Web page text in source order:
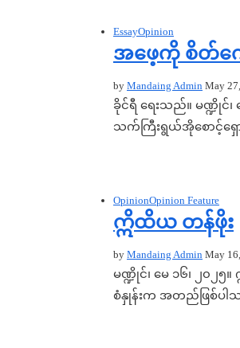
EssayOpinion
အဖေ့ကို စိတ်က
by Mandaing Admin May
ခိုင်ရီ ရေးသည်။ မဏ္ဍိုင်
သက်ကြီးရွယ်အိုစောင့်ရှေ
OpinionOpinion Feature
ဣိထိယ တန်ဖိုး
by Mandaing Admin May
မဏ္ဍိုင်၊ မေ ၁၆၊ ၂
စံနှုန်းက အတည်ဖြစ်ပါသ